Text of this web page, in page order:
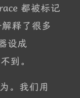
都被标记
释了很多
设成
到。
。我们用